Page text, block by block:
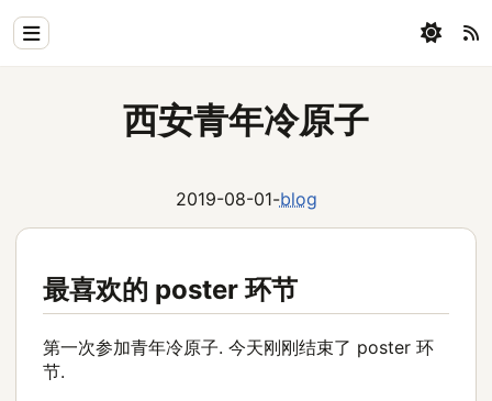
Coding
All
西安青年冷原子
2019-08-01-blog
最喜欢的 poster 环节
第一次参加青年冷原子. 今天刚刚结束了 poster 环
节.